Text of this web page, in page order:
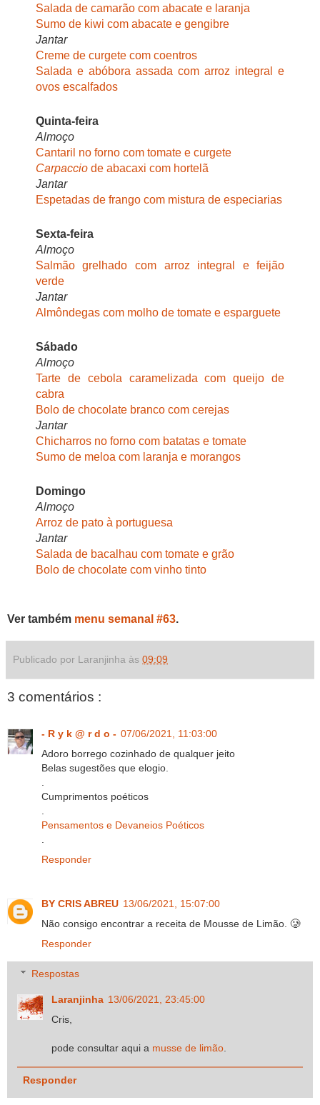
Salada de camarão com abacate e laranja
Sumo de kiwi com abacate e gengibre
Jantar
Creme de curgete com coentros
Salada e abóbora assada com arroz integral e
ovos escalfados
Quinta-feira
Almoço
Cantaril no forno com tomate e curgete
Carpacciode abacaxi com hortelã
Jantar
Espetadas de frango com mistura de especiarias
Sexta-feira
Almoço
Salmão grelhado com arroz integral e feijão
verde
Jantar
Almôndegas com molho de tomate e esparguete
Sábado
Almoço
Tarte de cebola caramelizada com queijo de
cabra
Bolo de chocolate branco com cerejas
Jantar
Chicharros no forno com batatas e tomate
Sumo de meloa com laranja e morangos
Domingo
Almoço
Arroz de pato à portuguesa
Jantar
Salada de bacalhau com tomate e grão
Bolo de chocolate com vinho tinto
Ver também menu semanal #63.
Publicado por Laranjinha às 09:09
3 comentários :
- R y k @ r d o - 07/06/2021, 11:03:00
Adoro borrego cozinhado de qualquer jeito
Belas sugestões que elogio.
.
Cumprimentos poéticos
.
Pensamentos e Devaneios Poéticos
.
Responder
BY CRIS ABREU 13/06/2021, 15:07:00
Não consigo encontrar a receita de Mousse de Limão. 🥲
Responder
Respostas
Laranjinha 13/06/2021, 23:45:00
Cris,
pode consultar aqui a musse de limão
Responder